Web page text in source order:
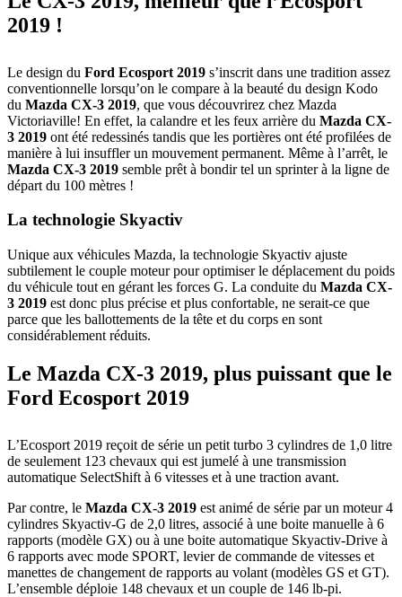
2019 !
Le design du Ford Ecosport 2019 s’inscrit dans une tradition assez
conventionnelle lorsqu’on le compare à la beauté du design Kodo
du Mazda CX-3 2019, que vous découvrirez chez Mazda
Victoriaville! En effet, la calandre et les feux arrière du Mazda CX-
3 2019 ont été redessinés tandis que les portières ont été profilées de
manière à lui insuffler un mouvement permanent. Même à l’arrêt, le
Mazda CX-3 2019 semble prêt à bondir tel un sprinter à la ligne de
départ du 100 mètres !
La technologie Skyactiv
Unique aux véhicules Mazda, la technologie Skyactiv ajuste
subtilement le couple moteur pour optimiser le déplacement du poids
du véhicule tout en gérant les forces G. La conduite du Mazda CX-
3 2019 est donc plus précise et plus confortable, ne serait-ce que
parce que les ballottements de la tête et du corps en sont
considérablement réduits.
Le Mazda CX-3 2019, plus puissant que le
Ford Ecosport 2019
L’Ecosport 2019 reçoit de série un petit turbo 3 cylindres de 1,0 litre
de seulement 123 chevaux qui est jumelé à une transmission
automatique SelectShift à 6 vitesses et à une traction avant.
Par contre, le Mazda CX-3 2019 est animé de série par un moteur 4
cylindres Skyactiv-G de 2,0 litres, associé à une boite manuelle à 6
rapports (modèle GX) ou à une boite automatique Skyactiv-Drive à
6 rapports avec mode SPORT, levier de commande de vitesses et
manettes de changement de rapports au volant (modèles GS et GT).
L’ensemble déploie 148 chevaux et un couple de 146 lb-pi.